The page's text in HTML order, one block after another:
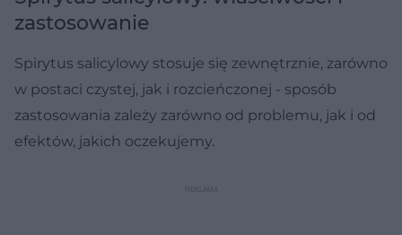
zastosowanie
Spirytus salicylowy stosuje się zewnętrznie, zarówno
w postaci czystej, jak i rozcieńczonej - sposób
zastosowania zależy zarówno od problemu, jak i od
efektów, jakich oczekujemy.